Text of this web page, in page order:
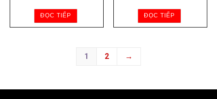
ĐỌC TIẾP ĐỌC TIẾP
1 2 →